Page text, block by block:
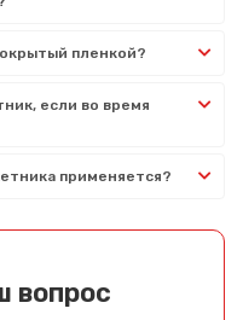
пленкой?
если во время
применяется?
вопрос